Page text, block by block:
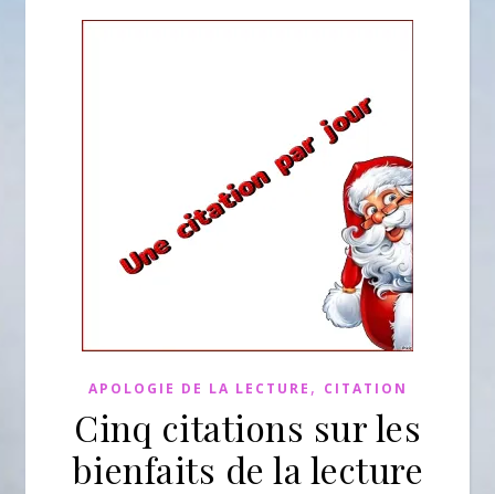
APOLOGIE DE LA LECTURE , CITATION
Cinq citations sur les
bienfaits de la lecture